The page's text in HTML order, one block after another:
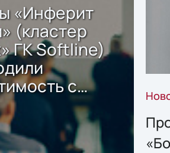
«Инферит
(кластер
ГК Softline)
с
Sharx
для
данных